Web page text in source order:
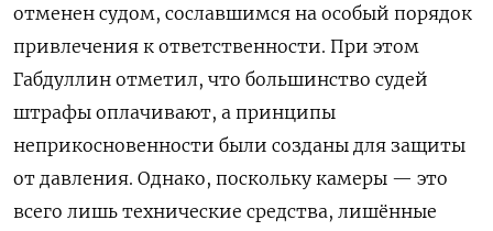
отменен судом, сославшимся на особый порядок
привлечения к ответственности. При этом
Габдуллин отметил, что большинство судей
штрафы оплачивают, а принципы
неприкосновенности были созданы для защиты
от давления. Однако, поскольку камеры — это
всего лишь технические средства, лишённые